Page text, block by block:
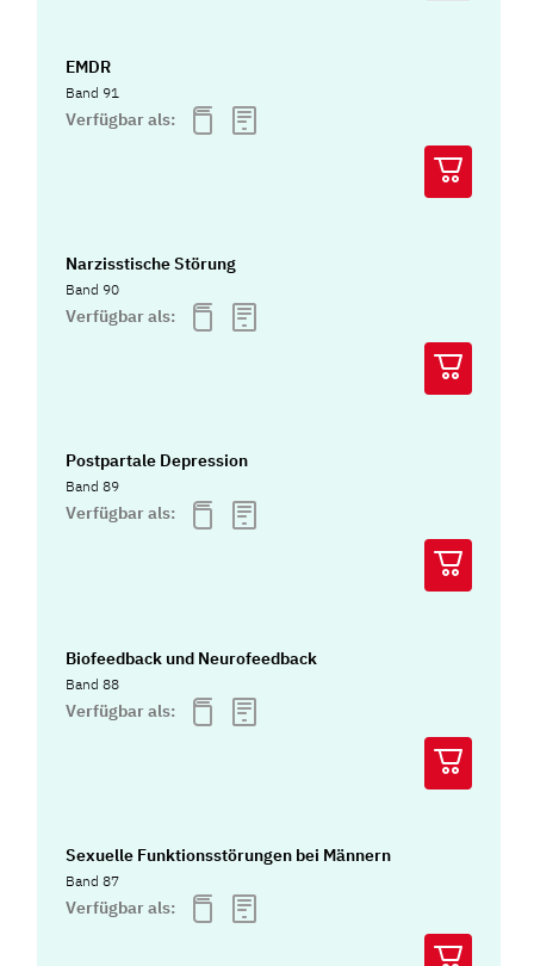
EMDR
Band 91
Verfügbar als:
Narzisstische Störung
Band 90
Verfügbar als:
Postpartale Depression
Band 89
Verfügbar als:
Biofeedback und Neurofeedback
Band 88
Verfügbar als:
Sexuelle Funktionsstörungen bei Männern
Band 87
Verfügbar als: